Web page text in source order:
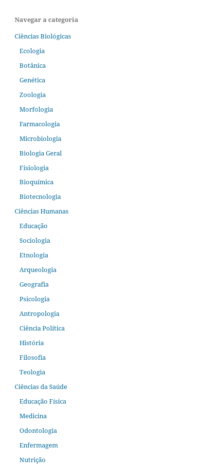
Navegar a categoria
Ciências Biológicas
Ecologia
Botânica
Genética
Zoologia
Morfologia
Farmacologia
Microbiologia
Biologia Geral
Fisiologia
Bioquímica
Biotecnologia
Ciências Humanas
Educação
Sociologia
Etnologia
Arqueologia
Geografia
Psicologia
Antropologia
Ciência Política
História
Filosofia
Teologia
Ciências da Saúde
Educação Física
Medicina
Odontologia
Enfermagem
Nutrição